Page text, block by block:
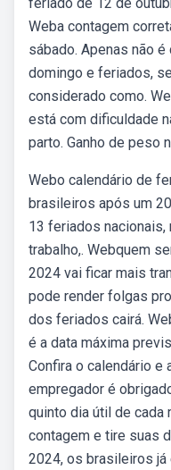
Weba contagem
sábado. Apenas não
domingo e feriados,
considerado como.
está com dificuldade
parto. Ganho de peso
Webo calendário de
brasileiros após um
13 feriados
trabalho,. Webquem
2024 vai ficar mais
pode render folgas
dos feriados cairá.
é a data máxima
Confira o calendário e
empregador é
quinto dia útil de cada
contagem e tire suas
2024, os brasileiros já